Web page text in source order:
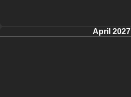
April 2027